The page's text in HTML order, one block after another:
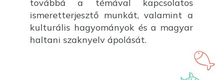
továbbá a témával kapcsolatos
ismeretterjesztő munkát, valamint a
kulturális hagyományok és a magyar
haltani szaknyelv ápolását.